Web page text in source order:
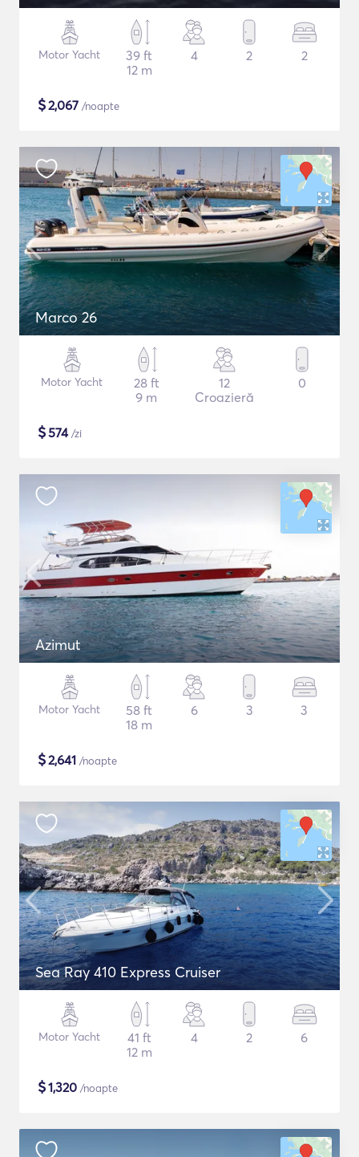
Motor Yacht
39 ft
12 m
4 2 2
$2,067 /noapte
Marco 26
Motor Yacht
28 ft
9 m
12
Croazieră
0
$574/zi
Azimut
Motor Yacht
58 ft
18 m
6 3 3
$2,641 /noapte
Sea Ray 410 Express Cruiser
Motor Yacht
41 ft
12 m
4 2 6
$1,320 /noapte